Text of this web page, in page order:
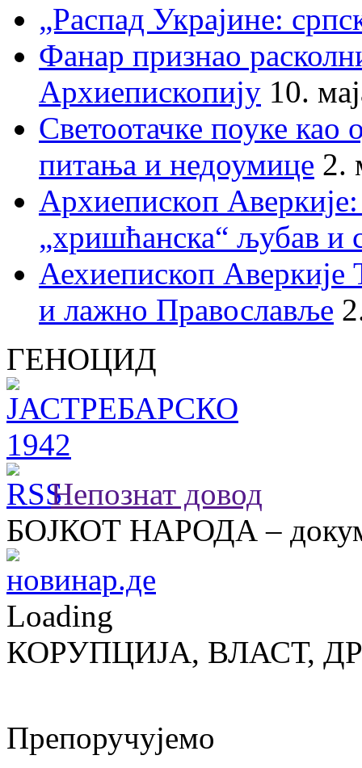
„Распад Украјине:
Фанар признао
Архиепископију 10.
Светоотачке поуке као
питања и недоумице 2.
Архиепископ
„хришћанска“ љубав и
Аехиепископ
и лажно Православље
ГЕНОЦИД
Непознат довод
БОЈКОТ НАРОДА –
Loading
КОРУПЦИЈА, ВЛАСТ,
Препоручујемо